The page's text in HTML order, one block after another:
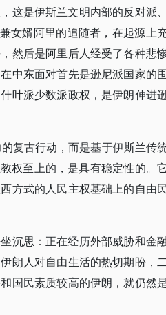
这是伊斯兰文明内部的反对派、
女婿阿里的追随者，在起源上
然后是阿里后人经受了各种悲
中东面对首先是逊尼派国家的
叶派少数派政权，是伊朗伸进
复古行动，而是基于伊斯兰传
权至上的，是具有稳定性的。它
方式的人民主权基础上的自由
沉思：正在经历外部威胁和金
朗人对自由生活的热切期盼，
国民素质较高的伊朗，就仍然